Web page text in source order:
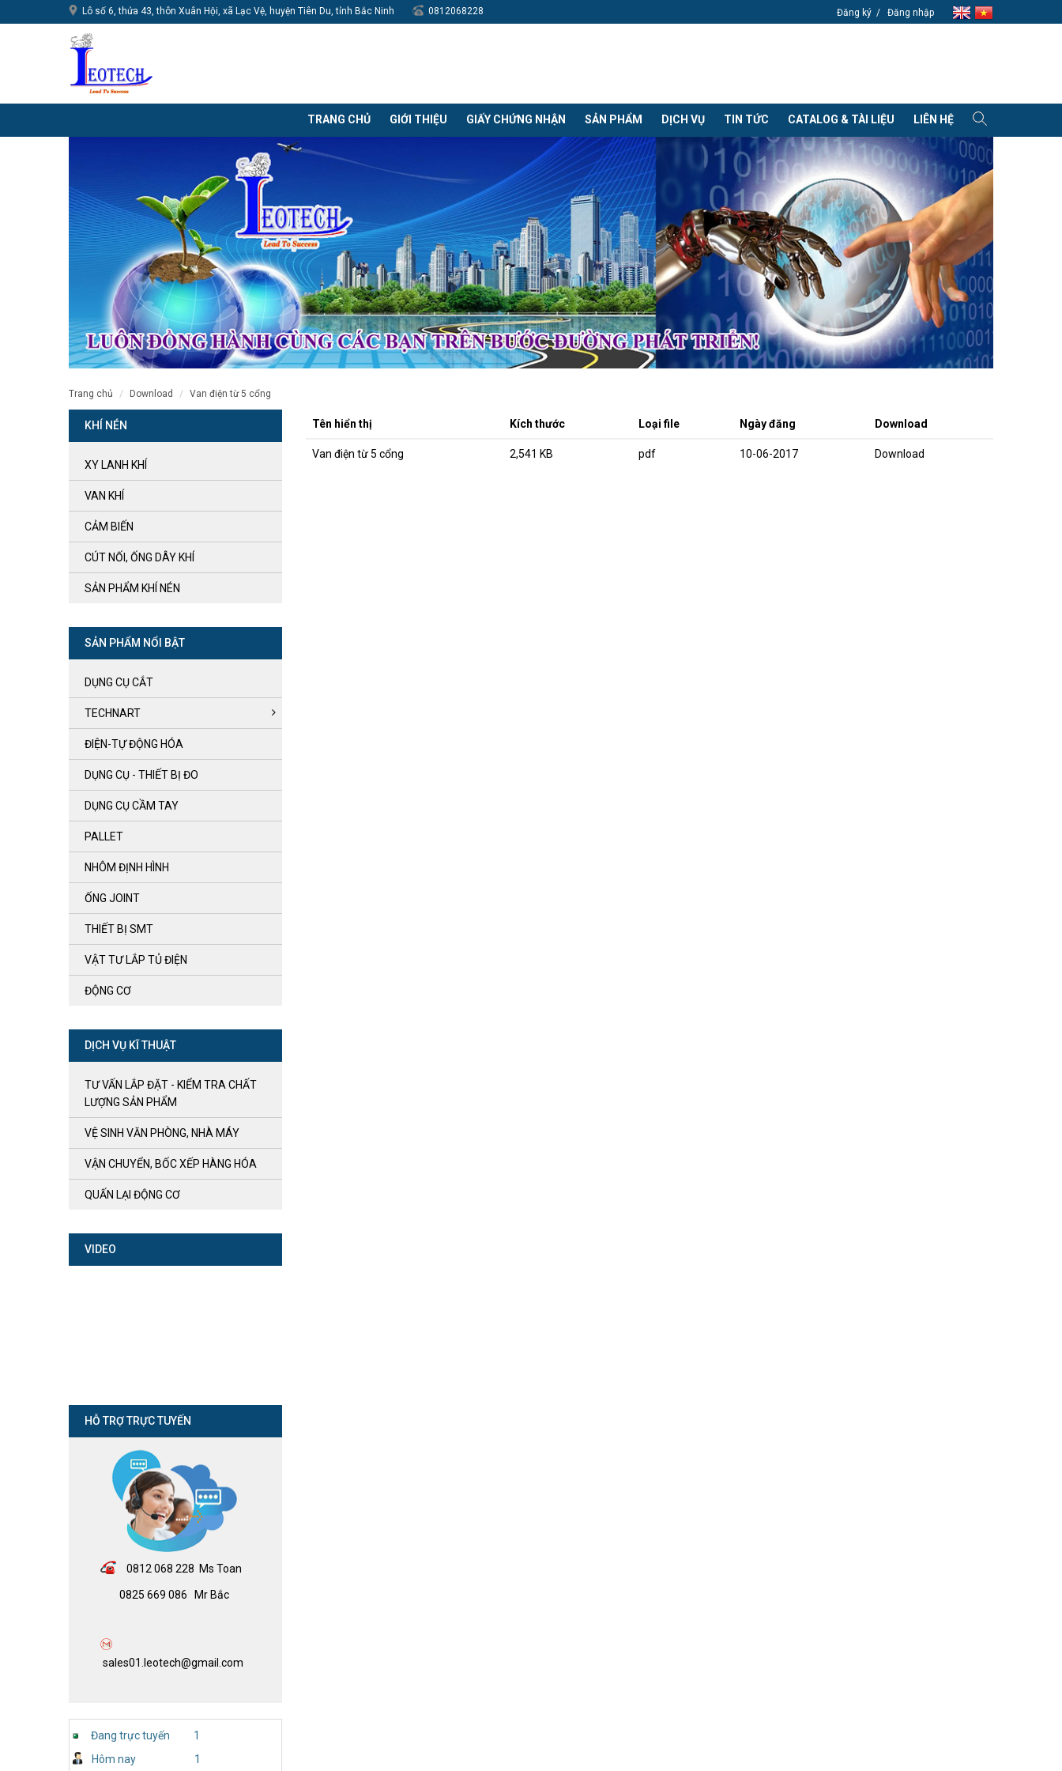
Lô số 6, thửa 43, thôn Xuân Hội, xã Lạc Vệ, huyện Tiên Du, tỉnh Bắc Ninh 0812068228 Đăng ký Đăng nhập
TRANG CHỦ GIỚI THIỆU GIẤY CHỨNG NHẬN SẢN PHẨM DỊCH VỤ TIN TỨC CATALOG & TÀI LIỆU LIÊN HỆ
trang chủ download van điện từ 5 cổng
KHÍ NÉN
XY LANH KHÍ
VAN KHÍ
CẢM BIẾN
CÚT NỐI, ỐNG DÂY KHÍ
SẢN PHẨM KHÍ NÉN
SẢN PHẨM NỔI BẬT
DỤNG CỤ CẮT
TECHNART
ĐIỆN-TỰ ĐỘNG HÓA
DỤNG CỤ - THIẾT BỊ ĐO
DỤNG CỤ CẦM TAY
PALLET
NHÔM ĐỊNH HÌNH
ỐNG JOINT
THIẾT BỊ SMT
VẬT TƯ LẮP TỦ ĐIỆN
ĐỘNG CƠ
DỊCH VỤ KĨ THUẬT
TƯ VẤN LẮP ĐẶT - KIỂM TRA CHẤT
LƯỢNG SẢN PHẨM
VỆ SINH VĂN PHÒNG, NHÀ MÁY
VẬN CHUYỂN, BỐC XẾP HÀNG HÓA
QUẤN LẠI ĐỘNG CƠ
VIDEO
HỖ TRỢ TRỰC TUYẾN
0812 068 228 Ms Toan
0825 669 086 Mr Bắc
sales01.leotech@gmail.com
Đang trực tuyến
1
Hôm nay
1
Tên hiển thị Kích thước Loại file Ngày đăng Download
Van điện từ 5 cổng 2,541 KB pdf 10-06-2017 Download